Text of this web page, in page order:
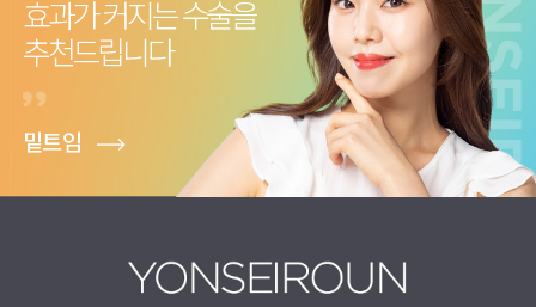
효과가 커지는 수술을
추천드립니다
밑트임